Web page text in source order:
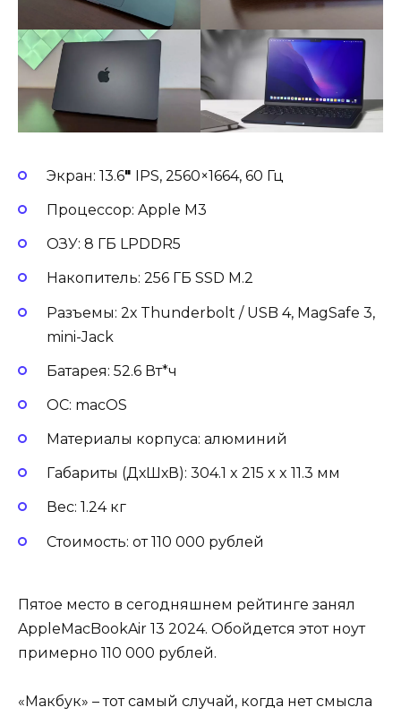
Экран: 13.6″ IPS, 2560×1664, 60 Гц
Процессор: Apple M3
ОЗУ: 8 ГБ LPDDR5
Накопитель: 256 ГБ SSD M.2
Разъемы: 2х Thunderbolt / USB 4, MagSafe 3,
mini-Jack
Батарея: 52.6 Вт*ч
ОС: macOS
Материалы корпуса: алюминий
Габариты (ДхШхВ): 304.1 x 215 x x 11.3 мм
Вес: 1.24 кг
Стоимость: от 110 000 рублей
Пятое место в сегодняшнем рейтинге занял
AppleMacBookAir 13 2024. Обойдется этот ноут
примерно 110 000 рублей.
«Макбук» – тот самый случай, когда нет смысла